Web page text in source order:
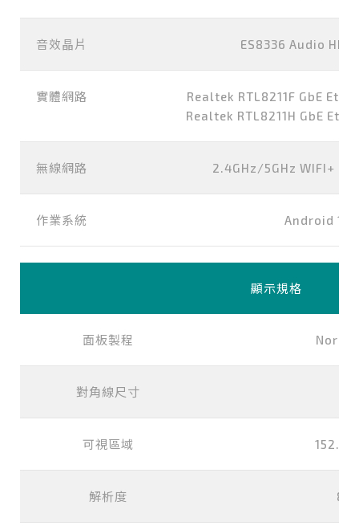
音效晶片 ES8336 Audio
實體網路
Realtek RTL8211F GbE
Realtek RTL8211H GbE
無線網路 2.4GHz/5GHz WIFI+
作業系統 Android 14
顯示規格
面板製程
對角線尺寸
可視區域
解析度